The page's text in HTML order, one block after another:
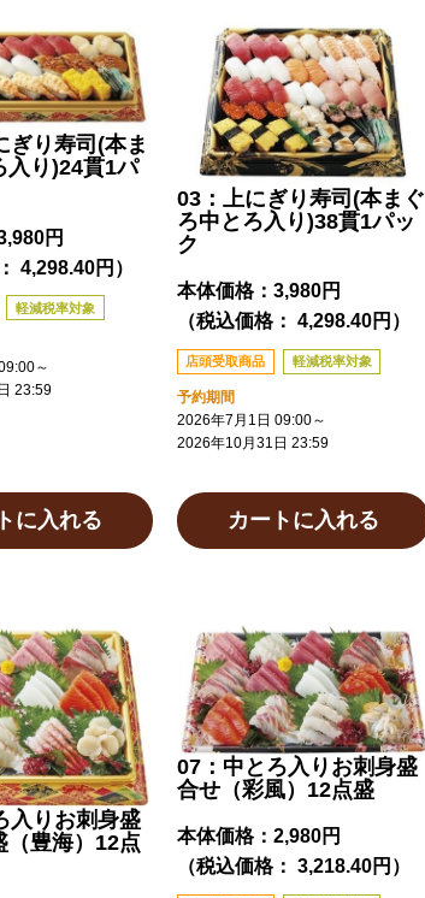
ぎり寿司(本ま
入り)24貫1パ
円
4,298.40円）
軽減税率対象
～
23:59
に入れる
03：上にぎり寿司(本まぐ
ろ中とろ入り)38貫1パッ
ク
本体価格： 3,980円
（税込価格： 4,298.40円）
店頭受取商品 軽減税率対象
予約期間
2026年7月1日 09:00～
2026年10月31日 23:59
カートに入れる
入りお刺身盛
（豊海）12点
07：中とろ入りお刺身盛
合せ（彩風）12点盛
本体価格： 2,980円
（税込価格： 3,218.40円）